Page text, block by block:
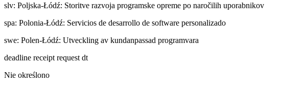
slv: Poljska-Łódź: Storitve razvoja programske opreme po naročilih uporabnikov
spa: Polonia-Łódź: Servicios de desarrollo de software personalizado
swe: Polen-Łódź: Utveckling av kundanpassad programvara
deadline receipt request dt
Nie określono